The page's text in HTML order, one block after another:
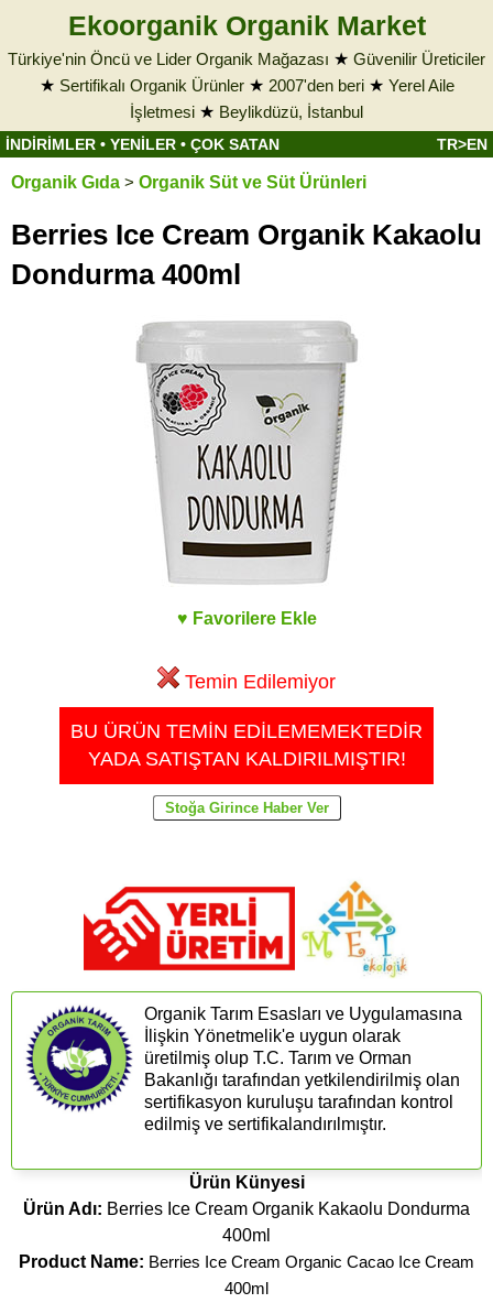
Ekoorganik Organik Market
Türkiye'nin Öncü ve Lider Organik Mağazası ★ Güvenilir Üreticiler
★ Sertifikalı Organik Ürünler★ 2007'den beri★ Yerel Aile
İşletmesi ★ Beylikdüzü, İstanbul
İNDİRİMLER • YENİLER • ÇOK SATAN TR>EN
Organik Gıda > Organik Süt ve Süt Ürünleri
Berries Ice Cream Organik Kakaolu
Dondurma 400ml
♥ Favorilere Ekle
Temin Edilemiyor
BU ÜRÜN TEMİN EDİLEMEMEKTEDİR
YADA SATIŞTAN KALDIRILMIŞTIR!
Organik Tarım Esasları ve Uygulamasına
İlişkin Yönetmelik'e uygun olarak
üretilmiş olup T.C. Tarım ve Orman
Bakanlığı tarafından yetkilendirilmiş olan
sertifikasyon kuruluşu tarafından kontrol
edilmiş ve sertifikalandırılmıştır.
Ürün Künyesi
Ürün Adı: Berries Ice Cream Organik Kakaolu Dondurma
400ml
Product Name: Berries Ice Cream Organic Cacao Ice Cream
400ml